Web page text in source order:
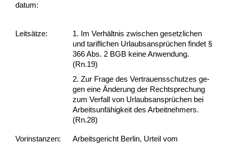
datum:
Leit­sätze:
1. Im Verhält­nis zwi­schen ge­setz­li­chen
und ta­rif­li­chen Ur­laubs­ansprüchen fin­det §
366 Abs. 2 BGB kei­ne An­wen­dung.
(Rn.19)
2. Zur Fra­ge des Ver­trau­ens­schut­zes ge­
gen ei­ne Ände­rung der Recht­spre­chung
zum Ver­fall von Ur­laubs­ansprüchen bei
Ar­beits­unfähig­keit des Ar­beit­neh­mers.
(Rn.28)
Vor­ins­tan­zen:
Arbeitsgericht Berlin, Urteil vom